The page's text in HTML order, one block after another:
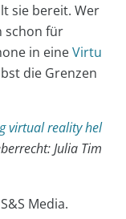
sie bereit. Wer
schon für
in eineVirtu
die Grenzen
virtual reality hel
Julia Tim
Media.